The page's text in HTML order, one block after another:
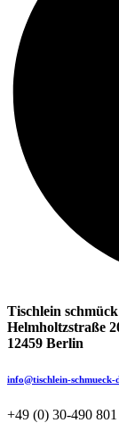
Tischlein
Helmholtzstraße
12459 Berlin
info@tischlein-schmueck-
+49 (0) 30-490